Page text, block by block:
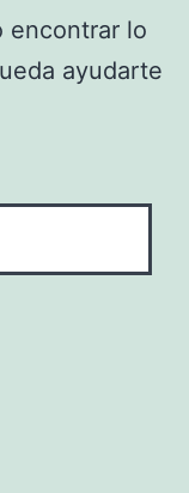
encontrar lo
ayudarte